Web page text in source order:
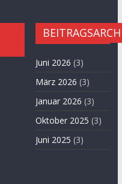
Juni 2026 (3)
März 2026 (3)
Januar 2026 (3)
Oktober 2025 (3)
Juni 2025 (3)